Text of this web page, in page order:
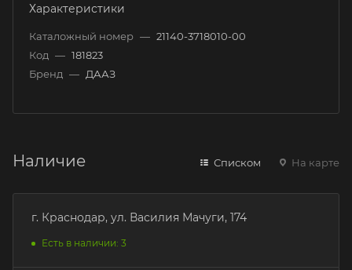
Характеристики
Каталожный номер — 21140-3718010-00
Код — 181823
Бренд — ДААЗ
Наличие Списком На карте
г. Краснодар, ул. Василия Мачуги, 174
Есть в наличии: 3